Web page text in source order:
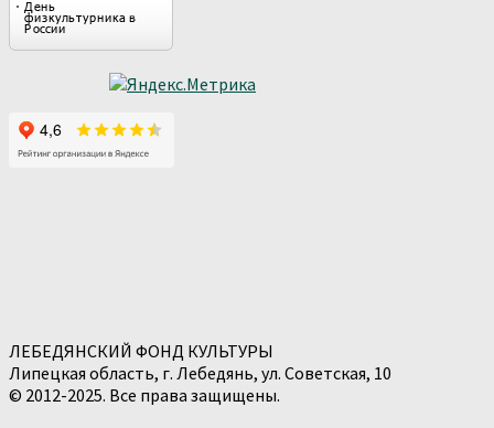
ЛЕБЕДЯНСКИЙ ФОНД КУЛЬТУРЫ
Липецкая область, г. Лебедянь, ул. Советская, 10
© 2012-2025. Все права защищены.